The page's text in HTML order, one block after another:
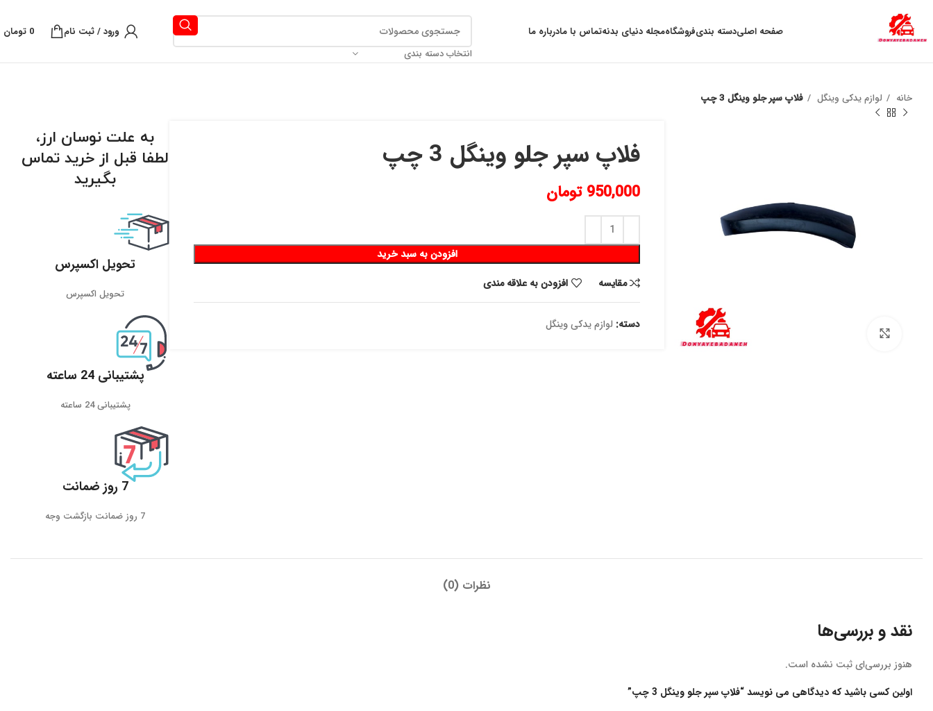
صفحه اصلیدسته بندیفروشگاهمجله دنیای بدنهتماس با مادرباره ما
انتخاب دسته بندی
ورود / ثبت نام 0 تومان
خانه لوازم یدکی وینگل فلاپ سپر جلو وینگل 3 چپ
فلاپ سپر جلو وینگل 3 چپ
950,000 تومان
افزودن به سبد خرید
مقايسه
افزودن به علاقه مندی
دسته: لوازم یدکی وینگل
به علت نوسان ارز،
لطفا قبل از خرید تماس
بگیرید
تحویل اکسپرس
تحویل اکسپرس
پشتیبانی 24 ساعته
پشتیبانی 24 ساعته
7 روز ضمانت
7 روز ضمانت بازگشت وجه
نظرات (0)
نقد و بررسی‌ها
هنوز بررسی‌ای ثبت نشده است.
اولین کسی باشید که دیدگاهی می نویسد “فلاپ سپر جلو وینگل 3 چپ”
به علت نوسان ارز ، لطفا قبل از خرید تماس بگیرید.